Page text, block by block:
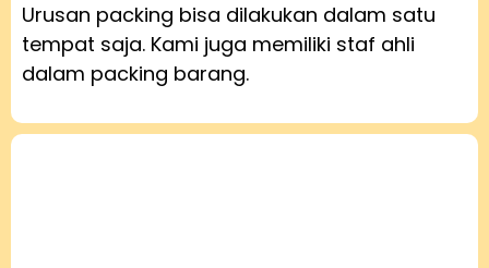
Urusan packing bisa dilakukan dalam satu
tempat saja. Kami juga memiliki staf ahli
dalam packing barang.